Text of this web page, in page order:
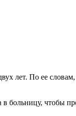
лет. По ее
чтобы